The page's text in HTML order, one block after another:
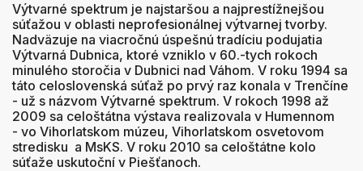
Výtvarné spektrum je najstaršou a najprestížnejšou
súťažou v oblasti neprofesionálnej výtvarnej tvorby.
Nadväzuje na viacročnú úspešnú tradíciu podujatia
Výtvarná Dubnica, ktoré vzniklo v 60.-tych rokoch
minulého storočia v Dubnici nad Váhom. V roku 1994 sa
táto celoslovenská súťaž po prvý raz konala v Trenčíne
- už s názvom Výtvarné spektrum. V rokoch 1998 až
2009 sa celoštátna výstava realizovala v Humennom
- vo Vihorlatskom múzeu, Vihorlatskom osvetovom
stredisku a MsKS. V roku 2010 sa celoštátne kolo
súťaže uskutoční v Piešťanoch.